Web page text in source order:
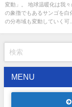
変動」。 地球温暖化は我々
の象徴でもあるサンゴを白
の分布域も変動していく可...
MENU